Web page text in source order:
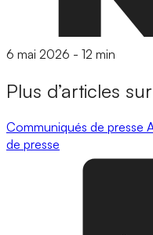
6 mai 2026 - 12 min
Plus d’articles
Communiqués de presse
de presse